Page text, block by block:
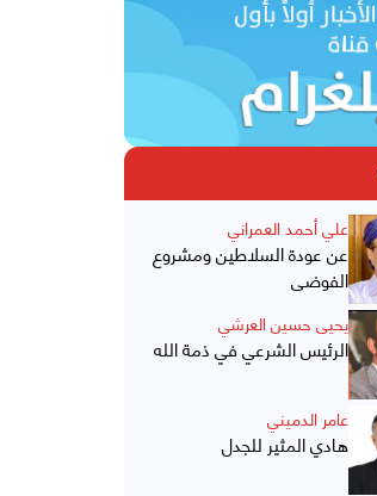
علي أحمد العمراني
عن عودة السلاطين ومشروع
الفوضى
يحيى حسين العرشي
الرئيس الشرعي في ذمة الله
عامر الدميني
هادي المثير للجدل